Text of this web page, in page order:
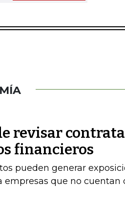
revisar
financieros
pueden generar
empresas que no cuentan